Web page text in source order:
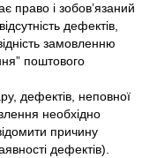
право і зобов’язаний
дефектів,
замовленню
поштового
дефектів, неповної
необхідно
причину
дефектів).